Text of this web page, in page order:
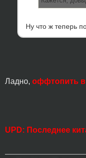
Ну что ж теперь
Ладно, оффтопить
UPD: Последнее